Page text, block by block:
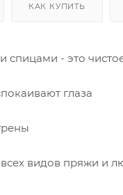
КАК КУПИТЬ
спицами - это
глаза
видов пряжи и